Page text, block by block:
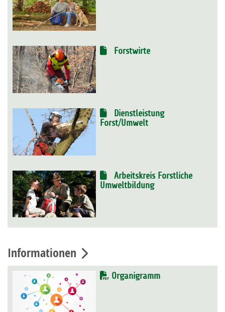
Forstwirte
Dienstleistung
Forst/Umwelt
Arbeitskreis Forstliche
Umweltbildung
Informationen
Organigramm